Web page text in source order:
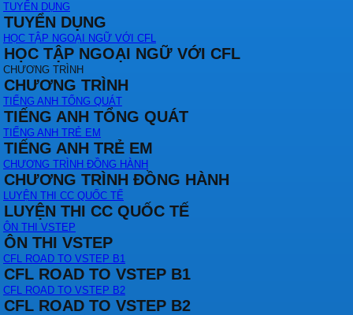
TUYỂN DỤNG
TUYỂN DỤNG
HỌC TẬP NGOẠI NGỮ VỚI CFL
HỌC TẬP NGOẠI NGỮ VỚI CFL
CHƯƠNG TRÌNH
CHƯƠNG TRÌNH
TIẾNG ANH TỔNG QUÁT
TIẾNG ANH TỔNG QUÁT
TIẾNG ANH TRẺ EM
TIẾNG ANH TRẺ EM
CHƯƠNG TRÌNH ĐỒNG HÀNH
CHƯƠNG TRÌNH ĐỒNG HÀNH
LUYỆN THI CC QUỐC TẾ
LUYỆN THI CC QUỐC TẾ
ÔN THI VSTEP
ÔN THI VSTEP
CFL ROAD TO VSTEP B1
CFL ROAD TO VSTEP B1
CFL ROAD TO VSTEP B2
CFL ROAD TO VSTEP B2